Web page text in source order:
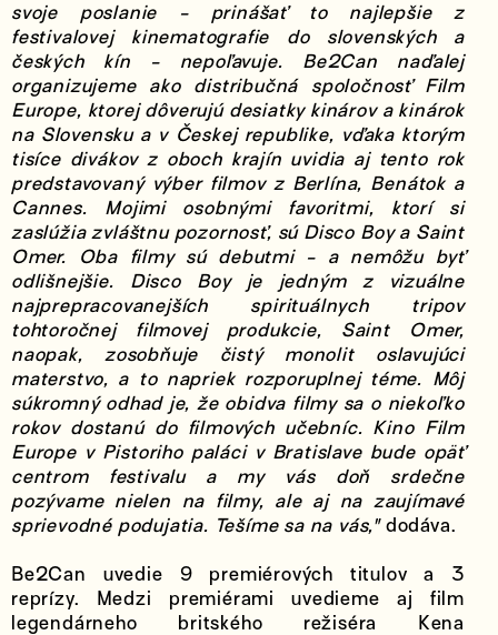
svoje poslanie - prinášať to najlepšie z
festivalovej kinematografie do slovenských a
českých kín - nepoľavuje. Be2Can naďalej
organizujeme ako distribučná spoločnosť Film
Europe, ktorej dôverujú desiatky kinárov a kinárok
na Slovensku a v Českej republike, vďaka ktorým
tisíce divákov z oboch krajín uvidia aj tento rok
predstavovaný výber filmov z Berlína, Benátok a
Cannes. Mojimi osobnými favoritmi, ktorí si
zaslúžia zvláštnu pozornosť, sú Disco Boy a Saint
Omer. Oba filmy sú debutmi - a nemôžu byť
odlišnejšie. Disco Boy je jedným z vizuálne
najprepracovanejších spirituálnych tripov
tohtoročnej filmovej produkcie, Saint Omer,
naopak, zosobňuje čistý monolit oslavujúci
materstvo, a to napriek rozporuplnej téme. Môj
súkromný odhad je, že obidva filmy sa o niekoľko
rokov dostanú do filmových učebníc. Kino Film
Europe v Pistoriho paláci v Bratislave bude opäť
centrom festivalu a my vás doň srdečne
pozývame nielen na filmy, ale aj na zaujímavé
sprievodné podujatia. Tešíme sa na vás,"dodáva.
Be2Can uvedie 9 premiérových titulov a 3
reprízy. Medzi premiérami uvedieme aj film
legendárneho britského režiséra Kena